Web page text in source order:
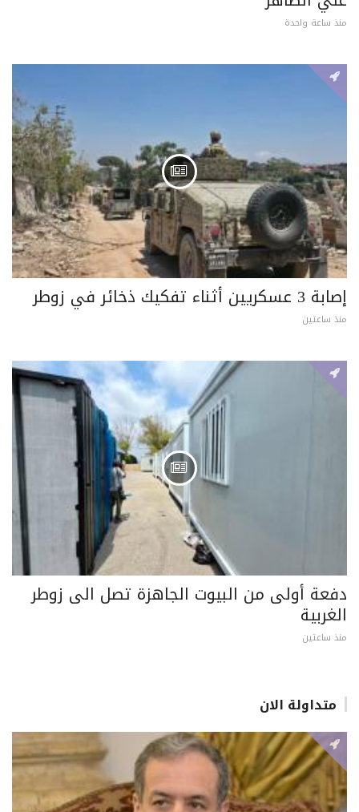
منذ ساعة واحدة
إصابة 3 عسكريين أثناء تفكيك ذخائر في زوطر
منذ ساعتين
دفعة أولى من البيوت الجاهزة تصل الى زوطر
الغربية
منذ ساعتين
متداولة الان